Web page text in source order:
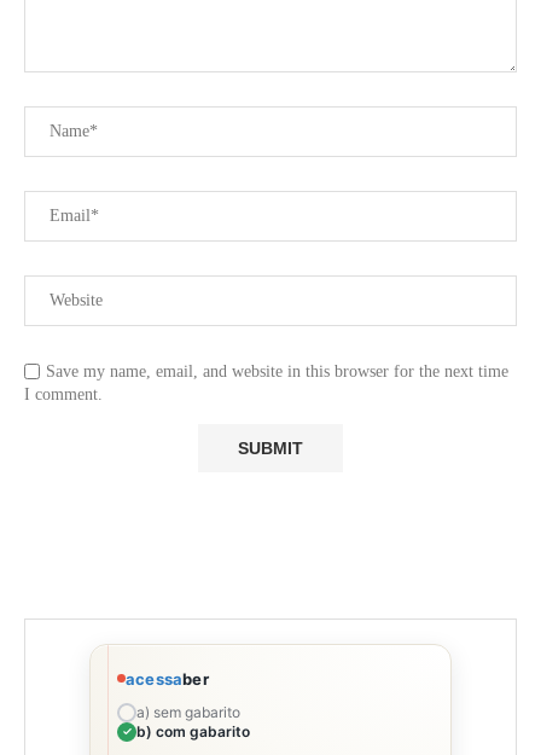
Save my name, email, and website in this browser for the next time
I comment.
acessaber
a) sem gabarito
b) com gabarito